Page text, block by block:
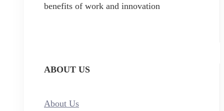
benefits of work and innovation
ABOUT US
About Us